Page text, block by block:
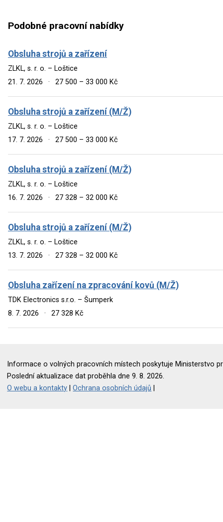
Podobné pracovní nabídky
Obsluha strojů a zařízení
ZLKL, s. r. o. – Loštice
21. 7. 2026
· 27 500 – 33 000 Kč
Obsluha strojů a zařízení (M/Ž)
ZLKL, s. r. o. – Loštice
17. 7. 2026
· 27 500 – 33 000 Kč
Obsluha strojů a zařízení (M/Ž)
ZLKL, s. r. o. – Loštice
16. 7. 2026
· 27 328 – 32 000 Kč
Obsluha strojů a zařízení (M/Ž)
ZLKL, s. r. o. – Loštice
13. 7. 2026
· 27 328 – 32 000 Kč
Obsluha zařízení na zpracování kovů (M/Ž)
TDK Electronics s.r.o. – Šumperk
8. 7. 2026
· 27 328 Kč
Informace o volných pracovních místech poskytuje Ministerstvo
Poslední aktualizace dat proběhla dne 9. 8. 2026.
O webu a kontakty |Ochrana osobních údajů